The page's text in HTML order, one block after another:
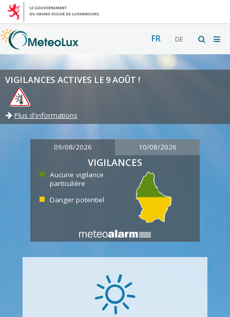
FR DE
VIGILANCES ACTIVES LE 9 AOÛT !
Plus d'informations
09/08/2026 10/08/2026
VIGILANCES
Aucune vigilance
particulière
Danger potentiel